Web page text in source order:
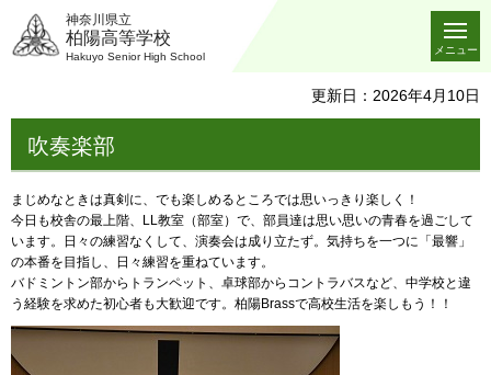
神奈川県立
柏陽高等学校
Hakuyo Senior High School
メニュー
更新日：2026年4月10日
吹奏楽部
まじめなときは真剣に、でも楽しめるところでは思いっきり楽しく！
今日も校舎の最上階、LL教室（部室）で、部員達は思い思いの青春を過ごして
います。日々の練習なくして、演奏会は成り立たず。気持ちを一つに「最響」
の本番を目指し、日々練習を重ねています。
バドミントン部からトランペット、卓球部からコントラバスなど、中学校と違
う経験を求めた初心者も大歓迎です。柏陽Brassで高校生活を楽しもう！！